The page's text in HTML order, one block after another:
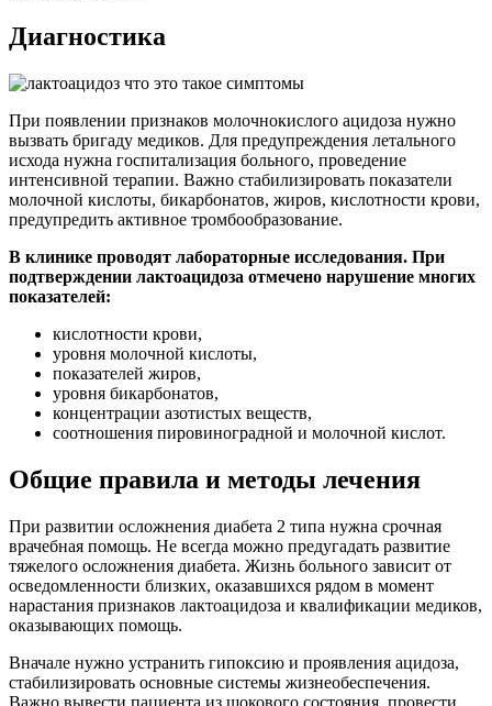
Диагностика
При появлении признаков молочнокислого ацидоза нужно
вызвать бригаду медиков. Для предупреждения летального
исхода нужна госпитализация больного, проведение
интенсивной терапии. Важно стабилизировать показатели
молочной кислоты, бикарбонатов, жиров, кислотности крови,
предупредить активное тромбообразование.
В клинике проводят лабораторные исследования. При
подтверждении лактоацидоза отмечено нарушение многих
показателей:
кислотности крови,
уровня молочной кислоты,
показателей жиров,
уровня бикарбонатов,
концентрации азотистых веществ,
соотношения пировиноградной и молочной кислот.
Общие правила и методы лечения
При развитии осложнения диабета 2 типа нужна срочная
врачебная помощь. Не всегда можно предугадать развитие
тяжелого осложнения диабета. Жизнь больного зависит от
осведомленности близких, оказавшихся рядом в момент
нарастания признаков лактоацидоза и квалификации медиков,
оказывающих помощь.
Вначале нужно устранить гипоксию и проявления ацидоза,
стабилизировать основные системы жизнеобеспечения.
Важно вывести пациента из шокового состояния, провести